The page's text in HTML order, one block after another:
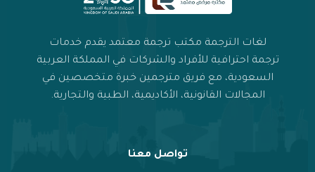
لغات الترجمة مكتب ترجمة معتمد يقدم خدمات
ترجمة احترافية للأفراد والشركات في المملكة العربية
السعودية، مع فريق مترجمين خبرة متخصصين في
المجالات القانونية، الأكاديمية، الطبية والتجارية.
تواصل معنا